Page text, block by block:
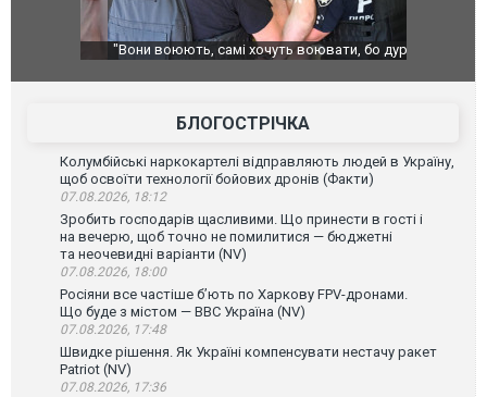
"Вони воюють, самі хочуть воювати, бо дурні": у
зневажливих слів про українських захисників.
В
порт: над
ВІДЕО
БЛОГОСТРІЧКА
Колумбійські наркокартелі відправляють людей в Україну,
щоб освоїти технології бойових дронів (Факти)
07.08.2026, 18:12
Зробить господарів щасливими. Що принести в гості і
на вечерю, щоб точно не помилитися — бюджетні
та неочевидні варіанти (NV)
07.08.2026, 18:00
Росіяни все частіше бʼють по Харкову FPV-дронами.
Що буде з містом — ВВС Україна (NV)
07.08.2026, 17:48
Швидке рішення. Як Україні компенсувати нестачу ракет
Patriot (NV)
07.08.2026, 17:36